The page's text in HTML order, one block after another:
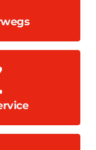
ohne
an den
Alicante.